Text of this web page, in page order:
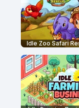
Idle Zoo Safari